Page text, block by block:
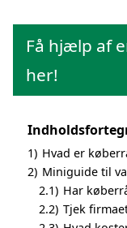
Få hjælp af
her!
1) Hvad er
2) Miniguide til
2.1) Har
2.2) Tjek